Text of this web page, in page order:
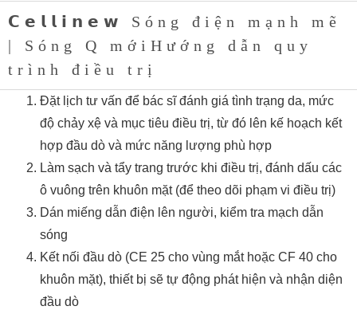
𝗖𝗲𝗹𝗹𝗶𝗻𝗲𝘄 Sóng điện mạnh mẽ
| Sóng Q mớiHướng dẫn quy
trình điều trị
Đặt lịch tư vấn để bác sĩ đánh giá tình trạng da, mức
độ chảy xệ và mục tiêu điều trị, từ đó lên kế hoạch kết
hợp đầu dò và mức năng lượng phù hợp
Làm sạch và tẩy trang trước khi điều trị, đánh dấu các
ô vuông trên khuôn mặt (để theo dõi phạm vi điều trị)
Dán miếng dẫn điện lên người, kiểm tra mạch dẫn
sóng
Kết nối đầu dò (CE 25 cho vùng mắt hoặc CF 40 cho
khuôn mặt), thiết bị sẽ tự động phát hiện và nhận diện
đầu dò